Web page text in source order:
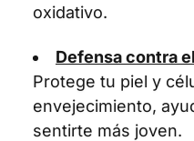
oxidativo.
Defensa contra
Protege tu piel y
envejecimiento,
sentirte más joven.